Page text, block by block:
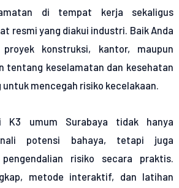
di tempat kerja sekaligus
resmi yang diakui industri. Baik Anda
konstruksi, kantor, maupun
tentang keselamatan dan kesehatan
mencegah risiko kecelakaan.
K3 umum Surabaya tidak hanya
potensi bahaya, tetapi juga
risiko secara praktis.
metode interaktif, dan latihan